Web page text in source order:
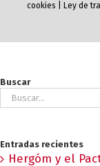
cookies
Ley de
Buscar
Buscar:
Entradas recientes
Hergóm y el